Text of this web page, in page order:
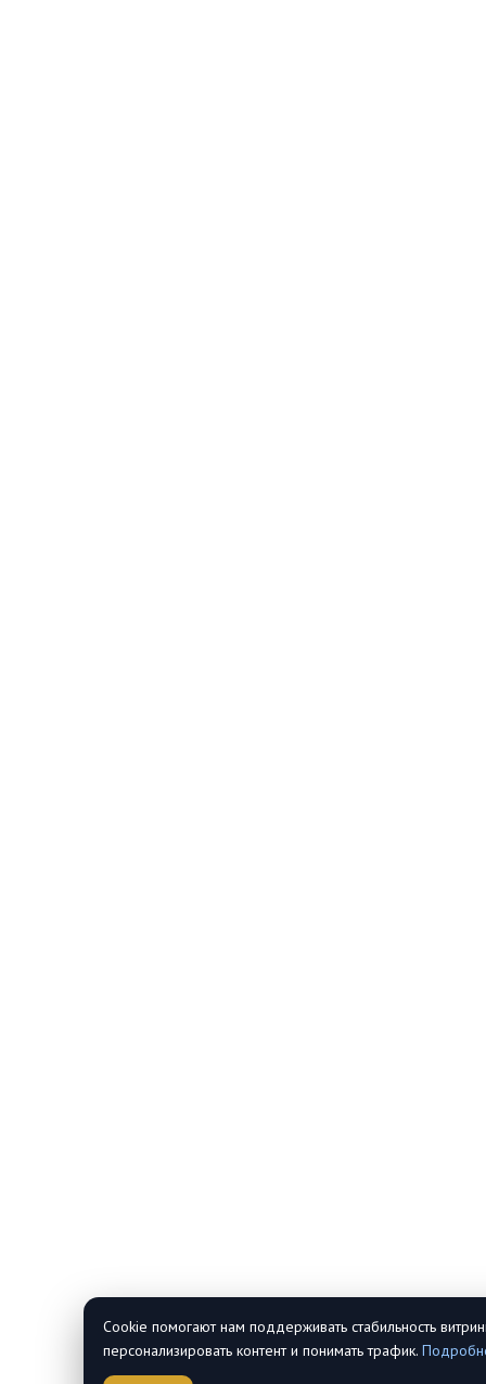
Cookie помогают нам поддерживать стабильность
персонализировать контент и понимать трафик.